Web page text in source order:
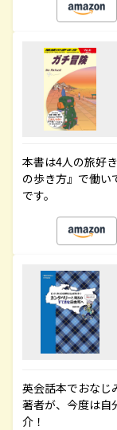
本書は4人の旅好
の歩き方』で働い
です。
英会話本でおなじ
著者が、今度は自
介！